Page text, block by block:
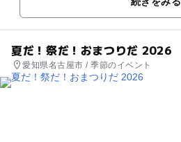
夏だ！祭だ！おまつりだ 2026
愛知県名古屋市 / 季節のイベント